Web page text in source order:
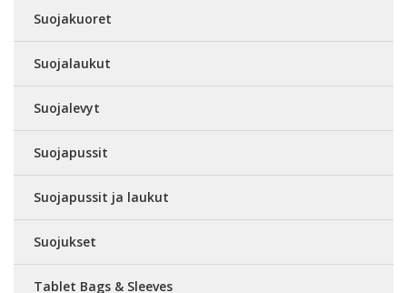
Suojakuoret
Suojalaukut
Suojalevyt
Suojapussit
Suojapussit ja laukut
Suojukset
Tablet Bags & Sleeves